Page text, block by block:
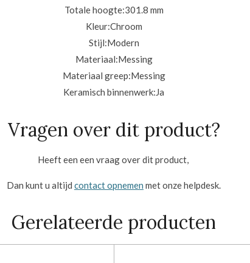
Totale hoogte:301.8 mm
Kleur:Chroom
Stijl:Modern
Materiaal:Messing
Materiaal greep:Messing
Keramisch binnenwerk:Ja
Vragen over dit product?
Heeft een een vraag over dit product,
Dan kunt u altijd contact opnemen met onze helpdesk.
Gerelateerde producten